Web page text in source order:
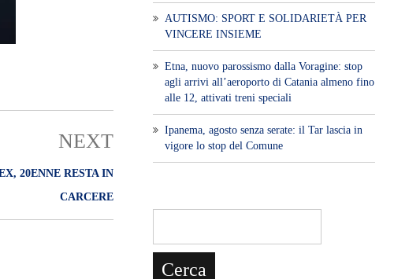
NEXT
20ENNE RESTA IN
CARCERE
AUTISMO: SPORT E SOLIDARIETÀ PER
VINCERE INSIEME
Etna, nuovo parossismo dalla Voragine: stop
agli arrivi all’aeroporto di Catania almeno fino
alle 12, attivati treni speciali
Ipanema, agosto senza serate: il Tar lascia in
vigore lo stop del Comune